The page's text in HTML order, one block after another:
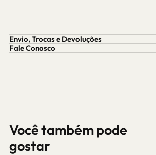
Envio, Trocas e Devoluções
Fale Conosco
Você também pode
gostar